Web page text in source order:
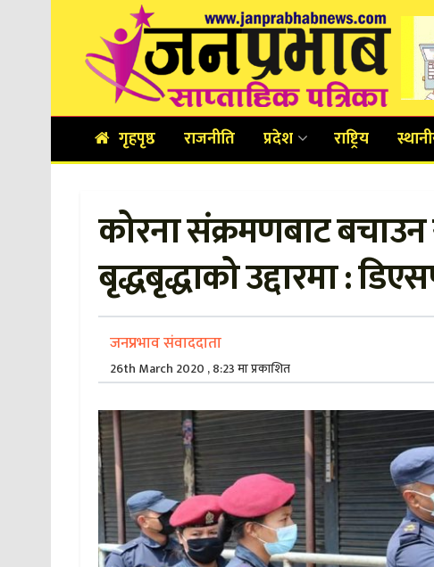
गृहपृष्ठ राजनीति प्रदेश राष्ट्रिय
कोरना संक्रमणबाट
बृद्धबृद्धाको उद्दारमा :
जनप्रभाव संवाददाता
26th March 2020 , 8:23 मा प्रकाशित